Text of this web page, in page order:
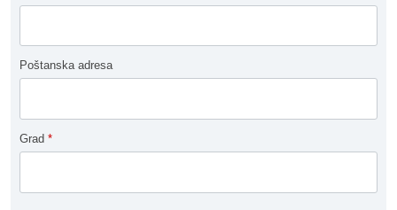
Poštanska adresa
Grad *